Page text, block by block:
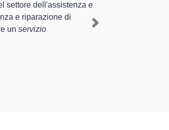
, mediante il ripristino rapido del
tipologie sugli elettrodomestici da
Next